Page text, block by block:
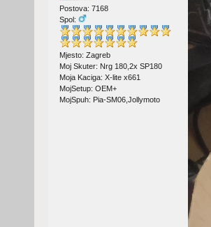
Postova: 7168
Spol:
Mjesto: Zagreb
Moj Skuter: Nrg 180,2x SP180
Moja Kaciga: X-lite x661
MojSetup: OEM+
MojSpuh: Pia-SM06,Jollymoto